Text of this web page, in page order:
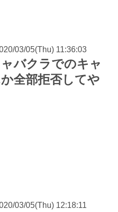
03/05(Thu) 11:36:03
バクラでのキャ
全部拒否してや
03/05(Thu) 12:18:11